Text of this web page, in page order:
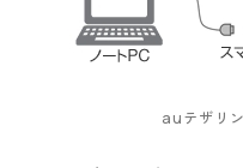
auテザリ